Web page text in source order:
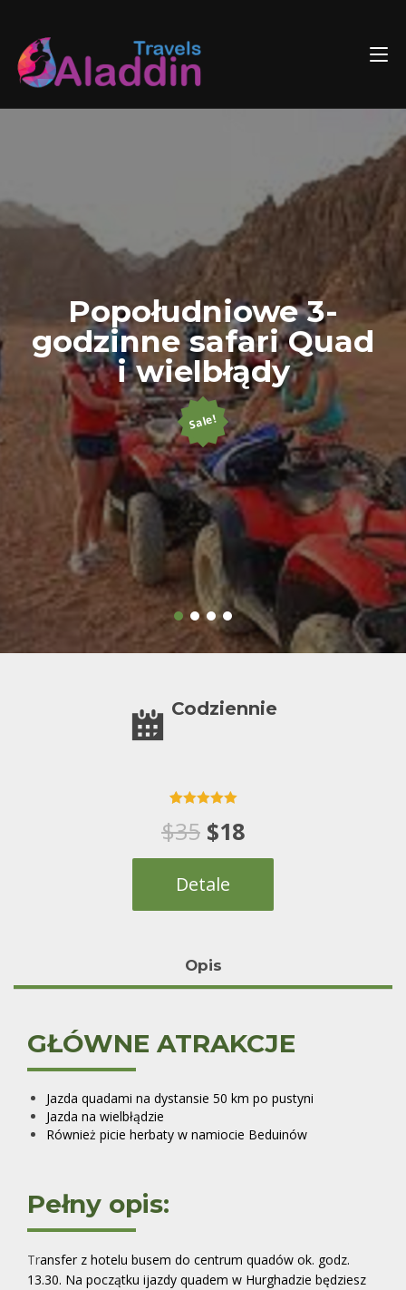
content
Popołudniowe 3-
godzinne safari Quad
i wielbłądy
Sale!
Codziennie
5.00na 5 na
podstawie
$35 Pierwotna
cena
wynosiła:
$18Aktualna
cena
wynosi:
Detale
Opis
GŁÓWNE ATRAKCJE
Jazda quadami na dystansie 50 km po pustyni
Jazda na wielbłądzie
Również picie herbaty w namiocie Beduinów
Pełny opis:
Transfer z hotelu busem do centrum quadów ok. godz.
13.30. Na początku ijazdy quadem w Hurghadzie będziesz